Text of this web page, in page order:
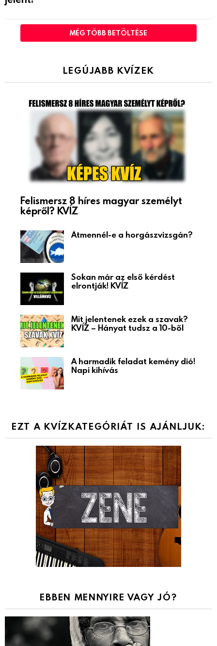
MÉG TÖBB BETÖLTÉSE
LEGÚJABB KVÍZEK
Felismersz 8 híres magyar személyt
képről? KVÍZ
Átmennél-e a horgászvizsgán?
Sokan már az első kérdést
elrontják! KVÍZ
Mit jelentenek ezek a szavak?
KVÍZ – Hányat tudsz a 10-ből
A harmadik feladat kemény dió!
Napi kihívás
EZT A KVÍZKATEGÓRIÁT IS AJÁNLJUK:
EBBEN MENNYIRE VAGY JÓ?